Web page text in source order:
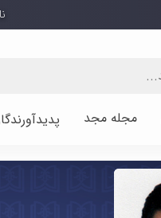
مجله مجد